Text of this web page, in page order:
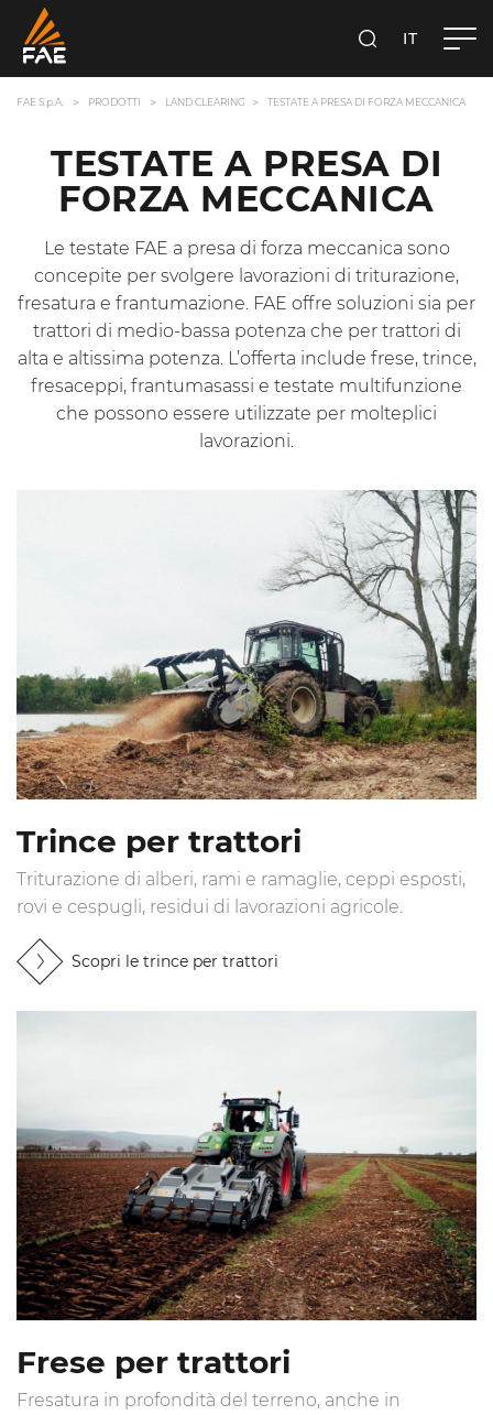
CERCAIT
FAE S.p.A. PRODOTTI LAND CLEARING TESTATE A PRESA DI FORZA MECCANICA
TESTATE A PRESA DI
FORZA MECCANICA
Le testate FAE a presa di forza meccanica sono
concepite per svolgere lavorazioni di triturazione,
fresatura e frantumazione. FAE offre soluzioni sia per
trattori di medio-bassa potenza che per trattori di
alta e altissima potenza. L’offerta include frese, trince,
fresaceppi, frantumasassi e testate multifunzione
che possono essere utilizzate per molteplici
lavorazioni.
Trince per trattori
Triturazione di alberi, rami e ramaglie, ceppi esposti,
rovi e cespugli, residui di lavorazioni agricole.
Scopri le trince per trattori
Frese per trattori
Fresatura in profondità del terreno, anche in